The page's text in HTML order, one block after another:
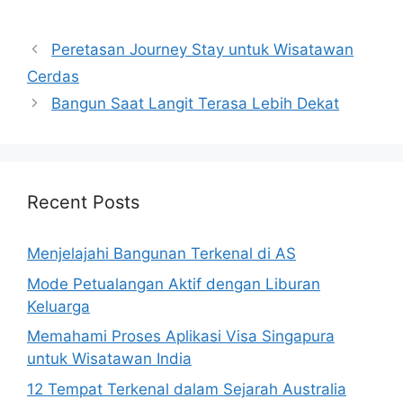
pos
Peretasan Journey Stay untuk Wisatawan
Cerdas
Bangun Saat Langit Terasa Lebih Dekat
Recent Posts
Menjelajahi Bangunan Terkenal di AS
Mode Petualangan Aktif dengan Liburan
Keluarga
Memahami Proses Aplikasi Visa Singapura
untuk Wisatawan India
12 Tempat Terkenal dalam Sejarah Australia